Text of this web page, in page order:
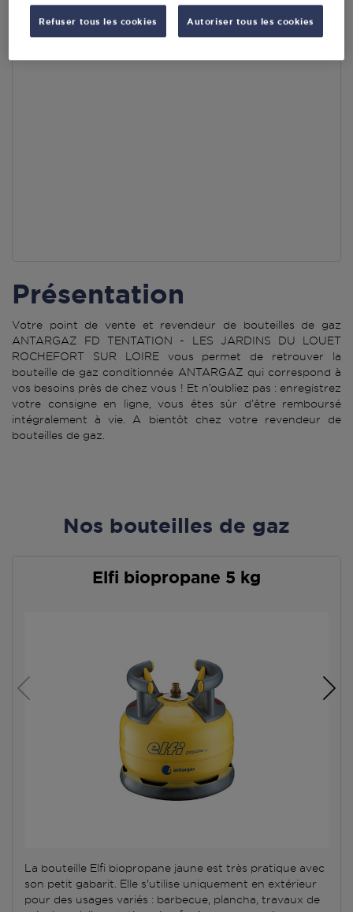
Présentation
Votre point de vente et revendeur de bouteilles de gaz
ANTARGAZ FD TENTATION - LES JARDINS DU LOUET
ROCHEFORT SUR LOIRE vous permet de retrouver la
bouteille de gaz conditionnée ANTARGAZ qui correspond à
vos besoins près de chez vous ! Et n’oubliez pas : enregistrez
votre consigne en ligne, vous êtes sûr d’être remboursé
intégralement à vie. A bientôt chez votre revendeur de
bouteilles de gaz.
Nos bouteilles de gaz
Elfi biopropane 5 kg
La bouteille Elfi biopropane jaune est très pratique avec
son petit gabarit. Elle s'utilise uniquement en extérieur
pour des usages variés : barbecue, plancha, travaux de
Refuser tous les cookies Autoriser tous les cookies